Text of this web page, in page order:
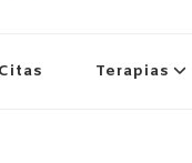
Citas Terapias